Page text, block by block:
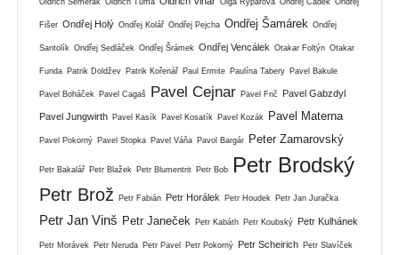
Fišer Ondřej Holý Ondřej Kolář Ondřej Pejcha Ondřej Šamárek Ondřej
Santolík Ondřej Sedláček Ondřej Šrámek Ondřej Vencálek Otakar Foltýn Otakar
Funda Patrik Doldžev Patrik Kořenář Paul Ermite Paulína Tabery Pavel Bakule
Pavel Boháček Pavel Cagaš Pavel Cejnar Pavel Frič Pavel Gabzdyl
Pavel Jungwirth Pavel Kasík Pavel Kosatík Pavel Kozák Pavel Materna
Pavel Pokorný Pavel Stopka Pavel Váňa Pavol Bargár Peter Zamarovský
Petr Bakalář Petr Blažek Petr Blumentrit Petr Bob Petr Brodský
Petr Brož Petr Fabián Petr Horálek Petr Houdek Petr Jan Juračka
Petr Jan Vinš Petr Janeček Petr Kabáth Petr Koubský Petr Kulhánek
Petr Morávek Petr Neruda Petr Pavel Petr Pokorný Petr Scheirich Petr Slavíček